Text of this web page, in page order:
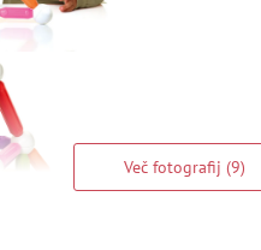
Več fotografij (9)